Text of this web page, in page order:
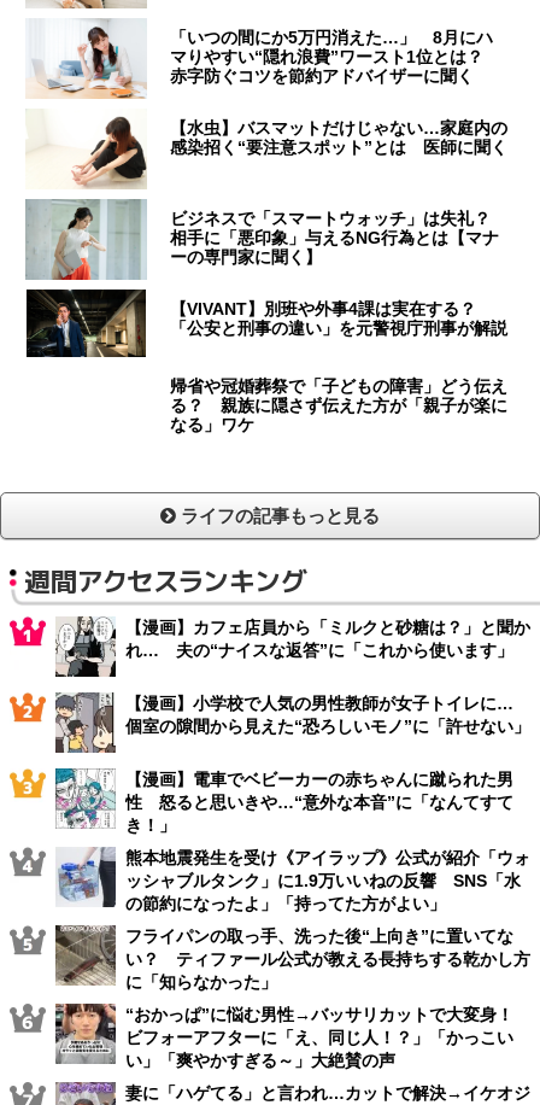
「いつの間にか5万円消えた…」 8月にハ
マりやすい“隠れ浪費”ワースト1位とは？
赤字防ぐコツを節約アドバイザーに聞く
【水虫】バスマットだけじゃない…家庭内の
感染招く“要注意スポット”とは 医師に聞く
ビジネスで「スマートウォッチ」は失礼？
相手に「悪印象」与えるNG行為とは【マナ
ーの専門家に聞く】
【VIVANT】別班や外事4課は実在する？
「公安と刑事の違い」を元警視庁刑事が解説
帰省や冠婚葬祭で「子どもの障害」どう伝え
る？ 親族に隠さず伝えた方が「親子が楽に
なる」ワケ
ライフの記事もっと見る
週間アクセスランキング
【漫画】カフェ店員から「ミルクと砂糖は？」と聞か
れ… 夫の“ナイスな返答”に「これから使います」
【漫画】小学校で人気の男性教師が女子トイレに…
個室の隙間から見えた“恐ろしいモノ”に「許せない」
【漫画】電車でベビーカーの赤ちゃんに蹴られた男
性 怒ると思いきや…“意外な本音”に「なんてすて
き！」
熊本地震発生を受け《アイラップ》公式が紹介「ウォ
ッシャブルタンク」に1.9万いいねの反響 SNS「水
の節約になったよ」「持ってた方がよい」
フライパンの取っ手、洗った後“上向き”に置いてな
い？ ティファール公式が教える長持ちする乾かし方
に「知らなかった」
“おかっぱ”に悩む男性→バッサリカットで大変身！
ビフォーアフターに「え、同じ人！？」「かっこい
い」「爽やかすぎる～」大絶賛の声
妻に「ハゲてる」と言われ…カットで解決→イケオジ